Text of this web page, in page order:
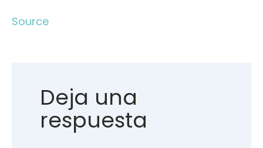
Source
Deja una
respuesta